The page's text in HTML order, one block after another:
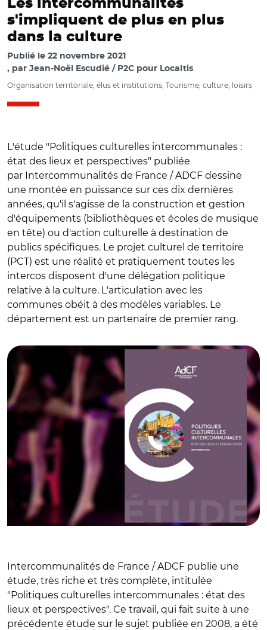
Les intercommunalités
s'impliquent de plus en plus
dans la culture
Publié le 22 novembre 2021
par Jean-Noël Escudié / P2C pour Localtis
Organisation territoriale, élus et institutions, Tourisme, culture, loisirs
L'étude "Politiques culturelles intercommunales :
état des lieux et perspectives" publiée
par Intercommunalités de France / ADCF dessine
une montée en puissance sur ces dix dernières
années, qu'il s'agisse de la construction et gestion
d'équipements (bibliothèques et écoles de musique
en tête) ou d'action culturelle à destination de
publics spécifiques. Le projet culturel de territoire
(PCT) est une réalité et pratiquement toutes les
intercos disposent d'une délégation politique
relative à la culture. L'articulation avec les
communes obéit à des modèles variables. Le
département est un partenaire de premier rang.
Intercommunalités de France / ADCF publie une
étude, très riche et très complète, intitulée
"Politiques culturelles intercommunales : état des
lieux et perspectives". Ce travail, qui fait suite à une
précédente étude sur le sujet publiée en 2008, a été